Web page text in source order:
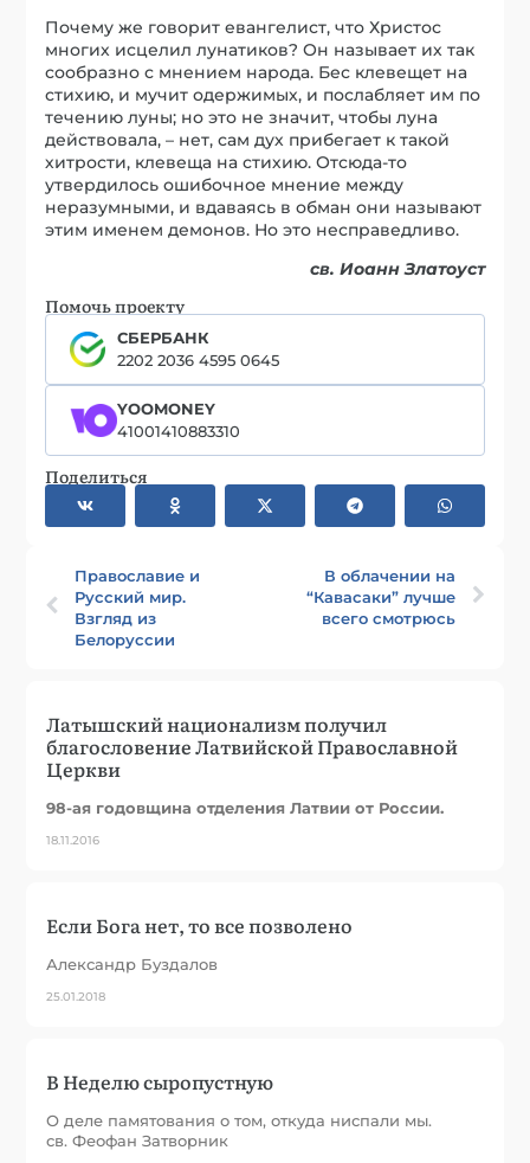
Почему же говорит евангелист, что Христос
многих исцелил лунатиков? Он называет их так
сообразно с мнением народа. Бес клевещет на
стихию, и мучит одержимых, и послабляет им по
течению луны; но это не значит, чтобы луна
действовала, – нет, сам дух прибегает к такой
хитрости, клевеща на стихию. Отсюда-то
утвердилось ошибочное мнение между
неразумными, и вдаваясь в обман они называют
этим именем демонов. Но это несправедливо.
св. Иоанн Златоуст
Помочь проекту
СБЕРБАНК
2202 2036 4595 0645
YOOMONEY
41001410883310
Поделиться
Православие и
Русский мир.
Взгляд из
Белоруссии
В облачении на
“Кавасаки” лучше
всего смотрюсь
Латышский национализм получил
благословение Латвийской Православной
Церкви
98-ая годовщина отделения Латвии от России.
18.11.2016
Если Бога нет, то все позволено
Александр Буздалов
25.01.2018
В Неделю сыропустную
О деле памятования о том, откуда ниспали мы.
св. Феофан Затворник